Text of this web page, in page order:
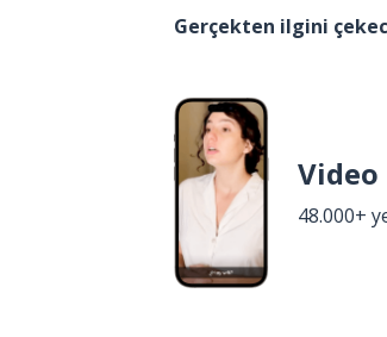
Gerçekten ilgini
Video
48.000+